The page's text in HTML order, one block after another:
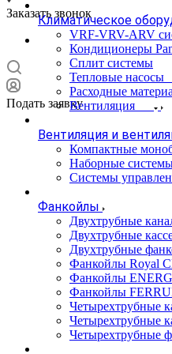
Заказать звонок
Подать заявку
Климатическое
VRF-VRV-ARV
Кондиционеры
Сплит системы
Тепловые насосы
Расходные
Вентиляция
Вентиляция и
Компактные
Наборные
Системы
Фанкойлы
Двухтрубные
Двухтрубные
Двухтрубные
Фанкойлы Royal
Фанкойлы
Фанкойлы
Четырехтрубные
Четырехтрубные
Четырехтрубные